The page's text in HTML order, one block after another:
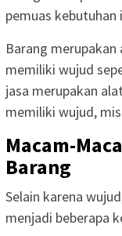
pemuas kebutuhan
Barang
memiliki wujud
jasa merupakan
memiliki wujud,
Macam-
Barang
Selain karena
menjadi beberapa